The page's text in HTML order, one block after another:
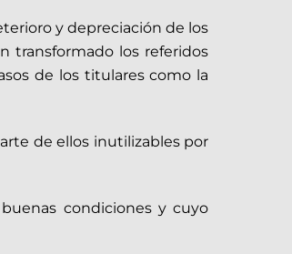
y depreciación de los
transformado los referidos
de los titulares como la
de ellos inutilizables por
condiciones y cuyo